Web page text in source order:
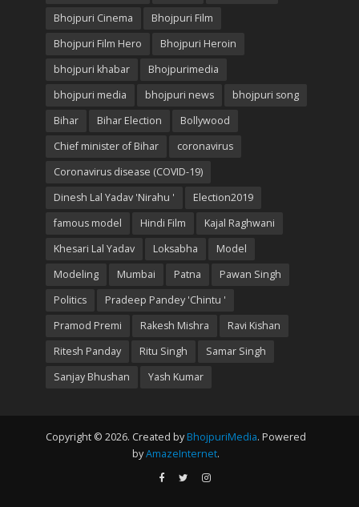
Bhojpuri Cinema
Bhojpuri Film
Bhojpuri Film Hero
Bhojpuri Heroin
bhojpuri khabar
Bhojpurimedia
bhojpuri media
bhojpuri news
bhojpuri song
Bihar
Bihar Election
Bollywood
Chief minister of Bihar
coronavirus
Coronavirus disease (COVID-19)
Dinesh Lal Yadav 'Nirahu '
Election2019
famous model
Hindi Film
Kajal Raghwani
Khesari Lal Yadav
Loksabha
Model
Modeling
Mumbai Patna
Pawan Singh
Politics
Pradeep Pandey 'Chintu '
Pramod Premi
Rakesh Mishra
Ravi Kishan
Ritesh Panday
Ritu Singh
Samar Singh
Sanjay Bhushan
Yash Kumar
Copyright © 2026. Created by BhojpuriMedia. Powered
byAmazeInternet.